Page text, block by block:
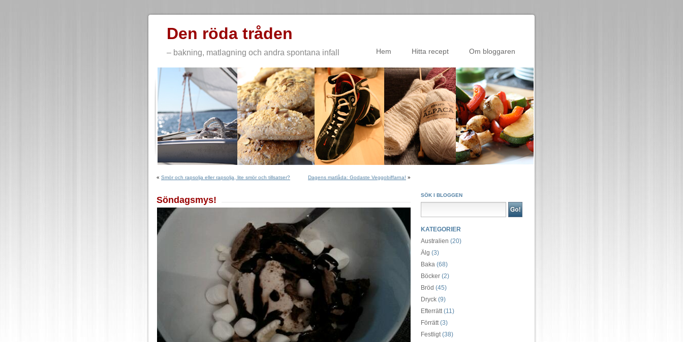
Den röda tråden
– bakning, matlagning och andra spontana infall Hem Hitta recept Om bloggaren
« Smör och rapsolja eller rapsolja, lite smör och tillsatser? Dagens matlåda: Godaste Veggobiffarna! »
Söndagsmys! SÖK I BLOGGEN
KATEGORIER
Australien (20)
Älg (3)
Baka (68)
Böcker (2)
Bröd (45)
Dryck (9)
Efterrätt(11)
Förrätt(3)
Festligt(38)